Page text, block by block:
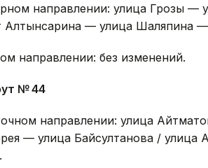
направлении: улица Грозы —
Алтынсарина — улица Шаляпина
направлении: без изменений.
№ 44
направлении: улица
— улица Байсултанова /